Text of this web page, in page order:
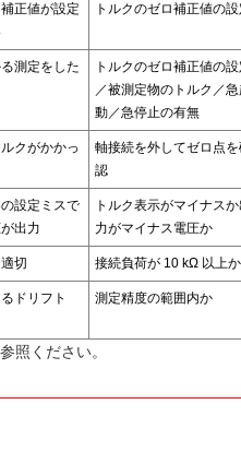
正値が設定
トルクのゼロ補正値の設
測定をした
トルクのゼロ補正値の設
／被測定物のトルク／急
動／急停止の有無
クがかかっ
軸接続を外してゼロ点を
認
設定ミスで
出力
トルク表示がマイナスか
力がマイナス電圧か
切 接続負荷が 10 kΩ 以上か
ドリフト 測定精度の範囲内か
照ください。